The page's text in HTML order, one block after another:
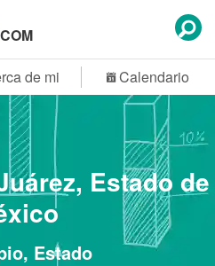
de mi Calendario
Estado de
Estado